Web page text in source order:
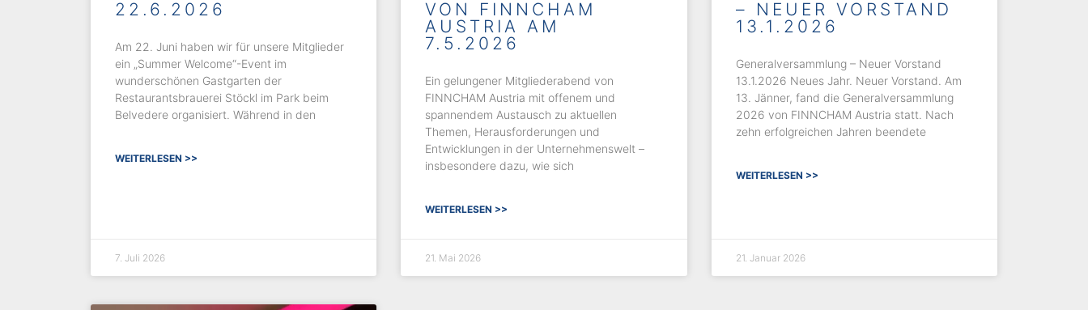
22.6.2026
Am 22. Juni haben wir für unsere Mitglieder
ein „Summer Welcome“-Event im
wunderschönen Gastgarten der
Restaurantsbrauerei Stöckl im Park beim
Belvedere organisiert. Während in den
WEITERLESEN >>
7. Juli 2026
VON FINNCHAM
AUSTRIA AM
7.5.2026
Ein gelungener Mitgliederabend von
FINNCHAM Austria mit offenem und
spannendem Austausch zu aktuellen
Themen, Herausforderungen und
Entwicklungen in der Unternehmenswelt –
insbesondere dazu, wie sich
WEITERLESEN >>
21. Mai 2026
– NEUER VORSTAND
13.1.2026
Generalversammlung – Neuer Vorstand
13.1.2026 Neues Jahr. Neuer Vorstand. Am
13. Jänner, fand die Generalversammlung
2026 von FINNCHAM Austria statt. Nach
zehn erfolgreichen Jahren beendete
WEITERLESEN >>
21. Januar 2026